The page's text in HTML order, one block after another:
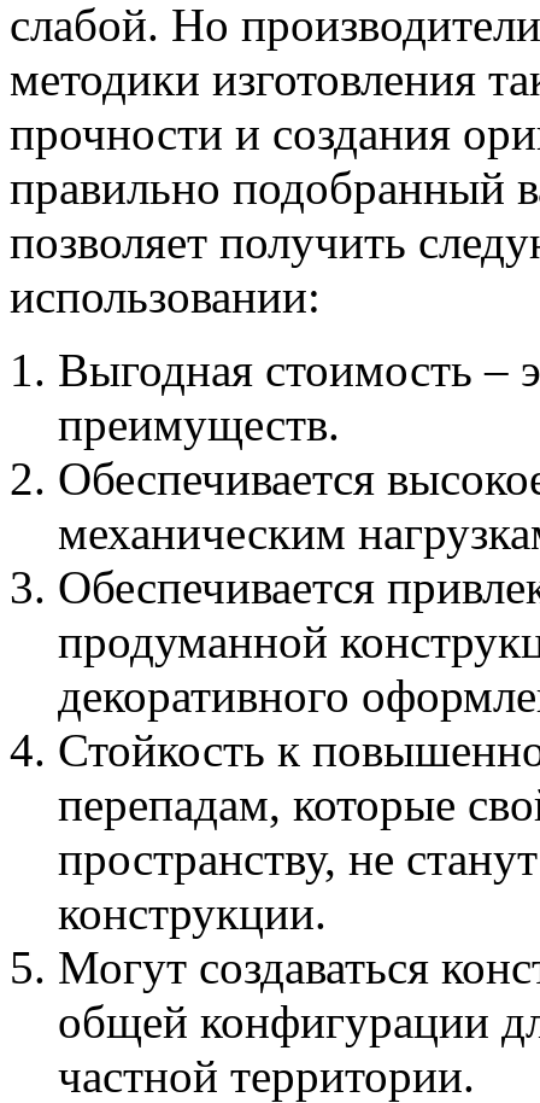
слабой. Но
методики изготовления
прочности и создания
правильно подобранный
позволяет получить
использовании:
Выгодная стоимость –
преимуществ.
Обеспечивается
механическим
Обеспечивается
продуманной
декоративного
Стойкость к
перепадам, которые
пространству, не
конструкции.
Могут создаваться
общей конфигурации
частной территории.